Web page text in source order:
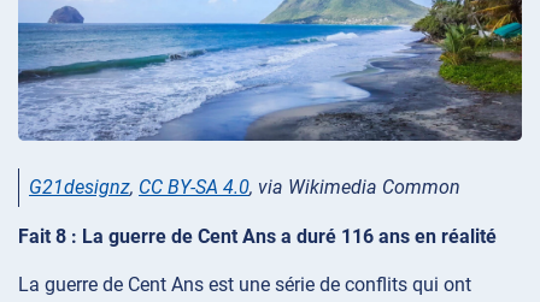
G21designz, CC BY-SA 4.0, via Wikimedia Common
Fait 8 : La guerre de Cent Ans a duré 116 ans en réalité
La guerre de Cent Ans est une série de conflits qui ont